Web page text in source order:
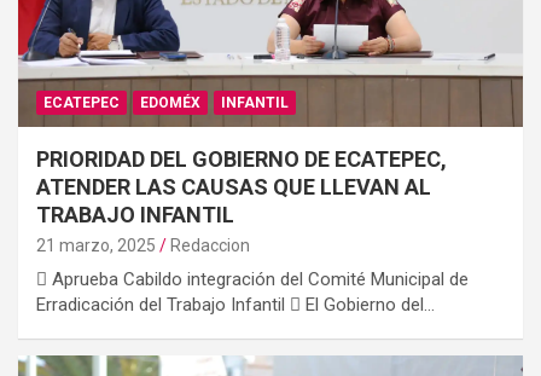
ECATEPEC EDOMÉX INFANTIL
PRIORIDAD DEL GOBIERNO DE ECATEPEC,
ATENDER LAS CAUSAS QUE LLEVAN AL
TRABAJO INFANTIL
21 marzo, 2025 Redaccion
 Aprueba Cabildo integración del Comité Municipal de
Erradicación del Trabajo Infantil  El Gobierno del…